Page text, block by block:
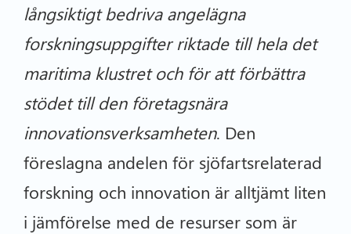
långsiktigt bedriva angelägna
forskningsuppgifter riktade till hela det
maritima klustret och för att förbättra
stödet till den företagsnära
innovationsverksamheten. Den
föreslagna andelen för sjöfartsrelaterad
forskning och innovation är alltjämt liten
i jämförelse med de resurser som är